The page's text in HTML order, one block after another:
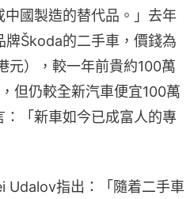
國製造的替代品。」去年
牌Škoda的二手車，價錢為
元），較一年前貴約100萬
但仍較全新汽車便宜100萬
「新車如今已成富人的專
Udalov指出：「隨着二手車